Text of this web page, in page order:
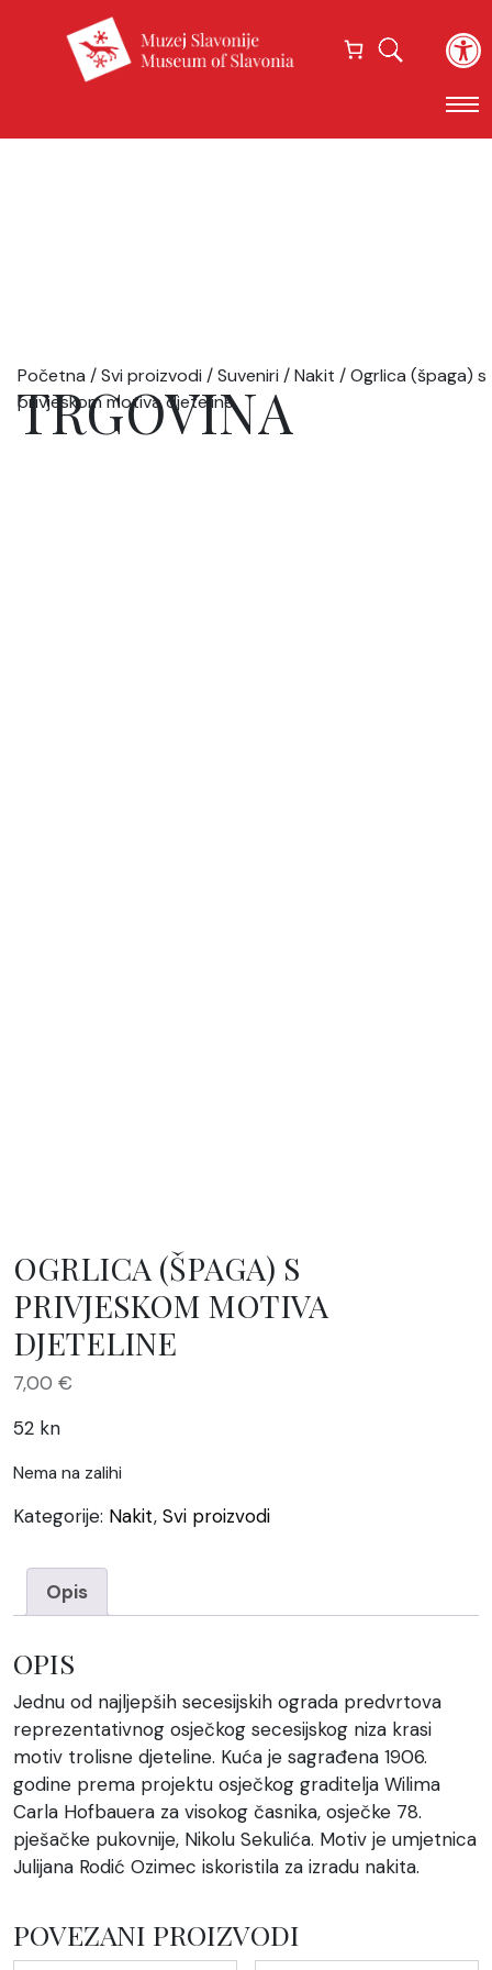
Početna /Svi proizvodi /Suveniri /Nakit / Ogrlica (špaga) s
privjeskom motiva djeteline
TRGOVINA
OGRLICA (ŠPAGA) S
PRIVJESKOM MOTIVA
DJETELINE
7,00 €
52 kn
Nema na zalihi
Kategorije: Nakit, Svi proizvodi
Opis
OPIS
Jednu od najljepših secesijskih ograda predvrtova
reprezentativnog osječkog secesijskog niza krasi
motiv trolisne djeteline. Kuća je sagrađena 1906.
godine prema projektu osječkog graditelja Wilima
Carla Hofbauera za visokog časnika, osječke 78.
pješačke pukovnije, Nikolu Sekulića. Motiv je umjetnica
Julijana Rodić Ozimec iskoristila za izradu nakita.
POVEZANI PROIZVODI